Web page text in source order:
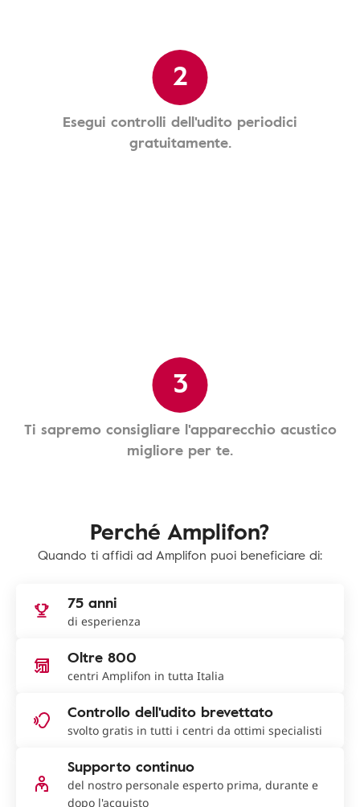
2
Esegui controlli dell'udito periodici
gratuitamente.
3
Ti sapremo consigliare l'apparecchio acustico
migliore per te.
Perché Amplifon?
Quando ti affidi ad Amplifon puoi beneficiare di:
75 anni
di esperienza
Oltre 800
centri Amplifon in tutta Italia
Controllo dell'udito brevettato
svolto gratis in tutti i centri da ottimi specialisti
Supporto continuo
del nostro personale esperto prima, durante e
dopo l'acquisto